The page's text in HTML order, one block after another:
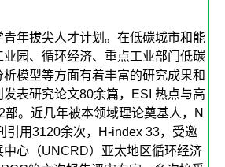
年拔尖人才计划。在低碳城市和能
园、循环经济、重点工业部门低碳
模型等方面有着丰富的研究成果和
表研究论文80余篇，ESI 热点与高
。近几年被本领域理论奠基人，N
引用3120余次，H-index 33，受邀
心（UNCRD）亚太地区循环经济